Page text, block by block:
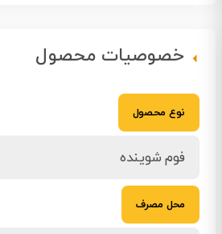
خصوصیات محصول
نوع محصول
فوم شوینده
محل مصرف